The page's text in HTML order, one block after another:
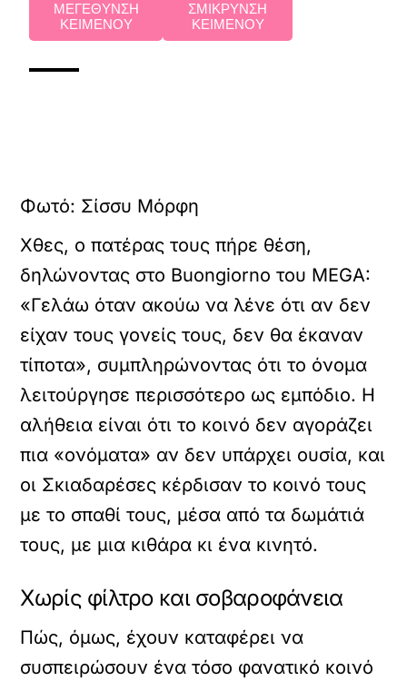
ΜΕΓΕΘΥΝΣΗ
ΚΕΙΜΕΝΟΥ
ΣΜΙΚΡΥΝΣΗ
ΚΕΙΜΕΝΟΥ
Φωτό: Σίσσυ Μόρφη
Χθες, ο πατέρας τους πήρε θέση,
δηλώνοντας στο Buongiorno του MEGA:
«Γελάω όταν ακούω να λένε ότι αν δεν
είχαν τους γονείς τους, δεν θα έκαναν
τίποτα», συμπληρώνοντας ότι το όνομα
λειτούργησε περισσότερο ως εμπόδιο. Η
αλήθεια είναι ότι το κοινό δεν αγοράζει
πια «ονόματα» αν δεν υπάρχει ουσία, και
οι Σκιαδαρέσες κέρδισαν το κοινό τους
με το σπαθί τους, μέσα από τα δωμάτιά
τους, με μια κιθάρα κι ένα κινητό.
Χωρίς φίλτρο και σοβαροφάνεια
Πώς, όμως, έχουν καταφέρει να
συσπειρώσουν ένα τόσο φανατικό κοινό